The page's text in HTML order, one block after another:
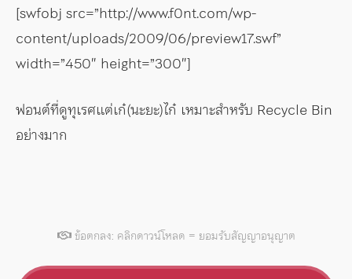
[swfobj src=”http://www.f0nt.com/wp-
content/uploads/2009/06/preview17.swf”
width=”450″ height=”300″]
ฟอนต์ที่ดูทุเรศแต่เก๋(นะยะ)ไก๋ เหมาะสำหรับ Recycle Bin
อย่างมาก
ข้อตกลง: คลิกดาวน์โหลด = ยอมรับสัญญาอนุญาต